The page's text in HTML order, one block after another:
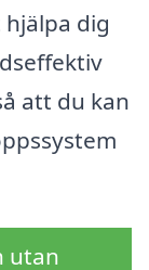
dig
att du kan
utan